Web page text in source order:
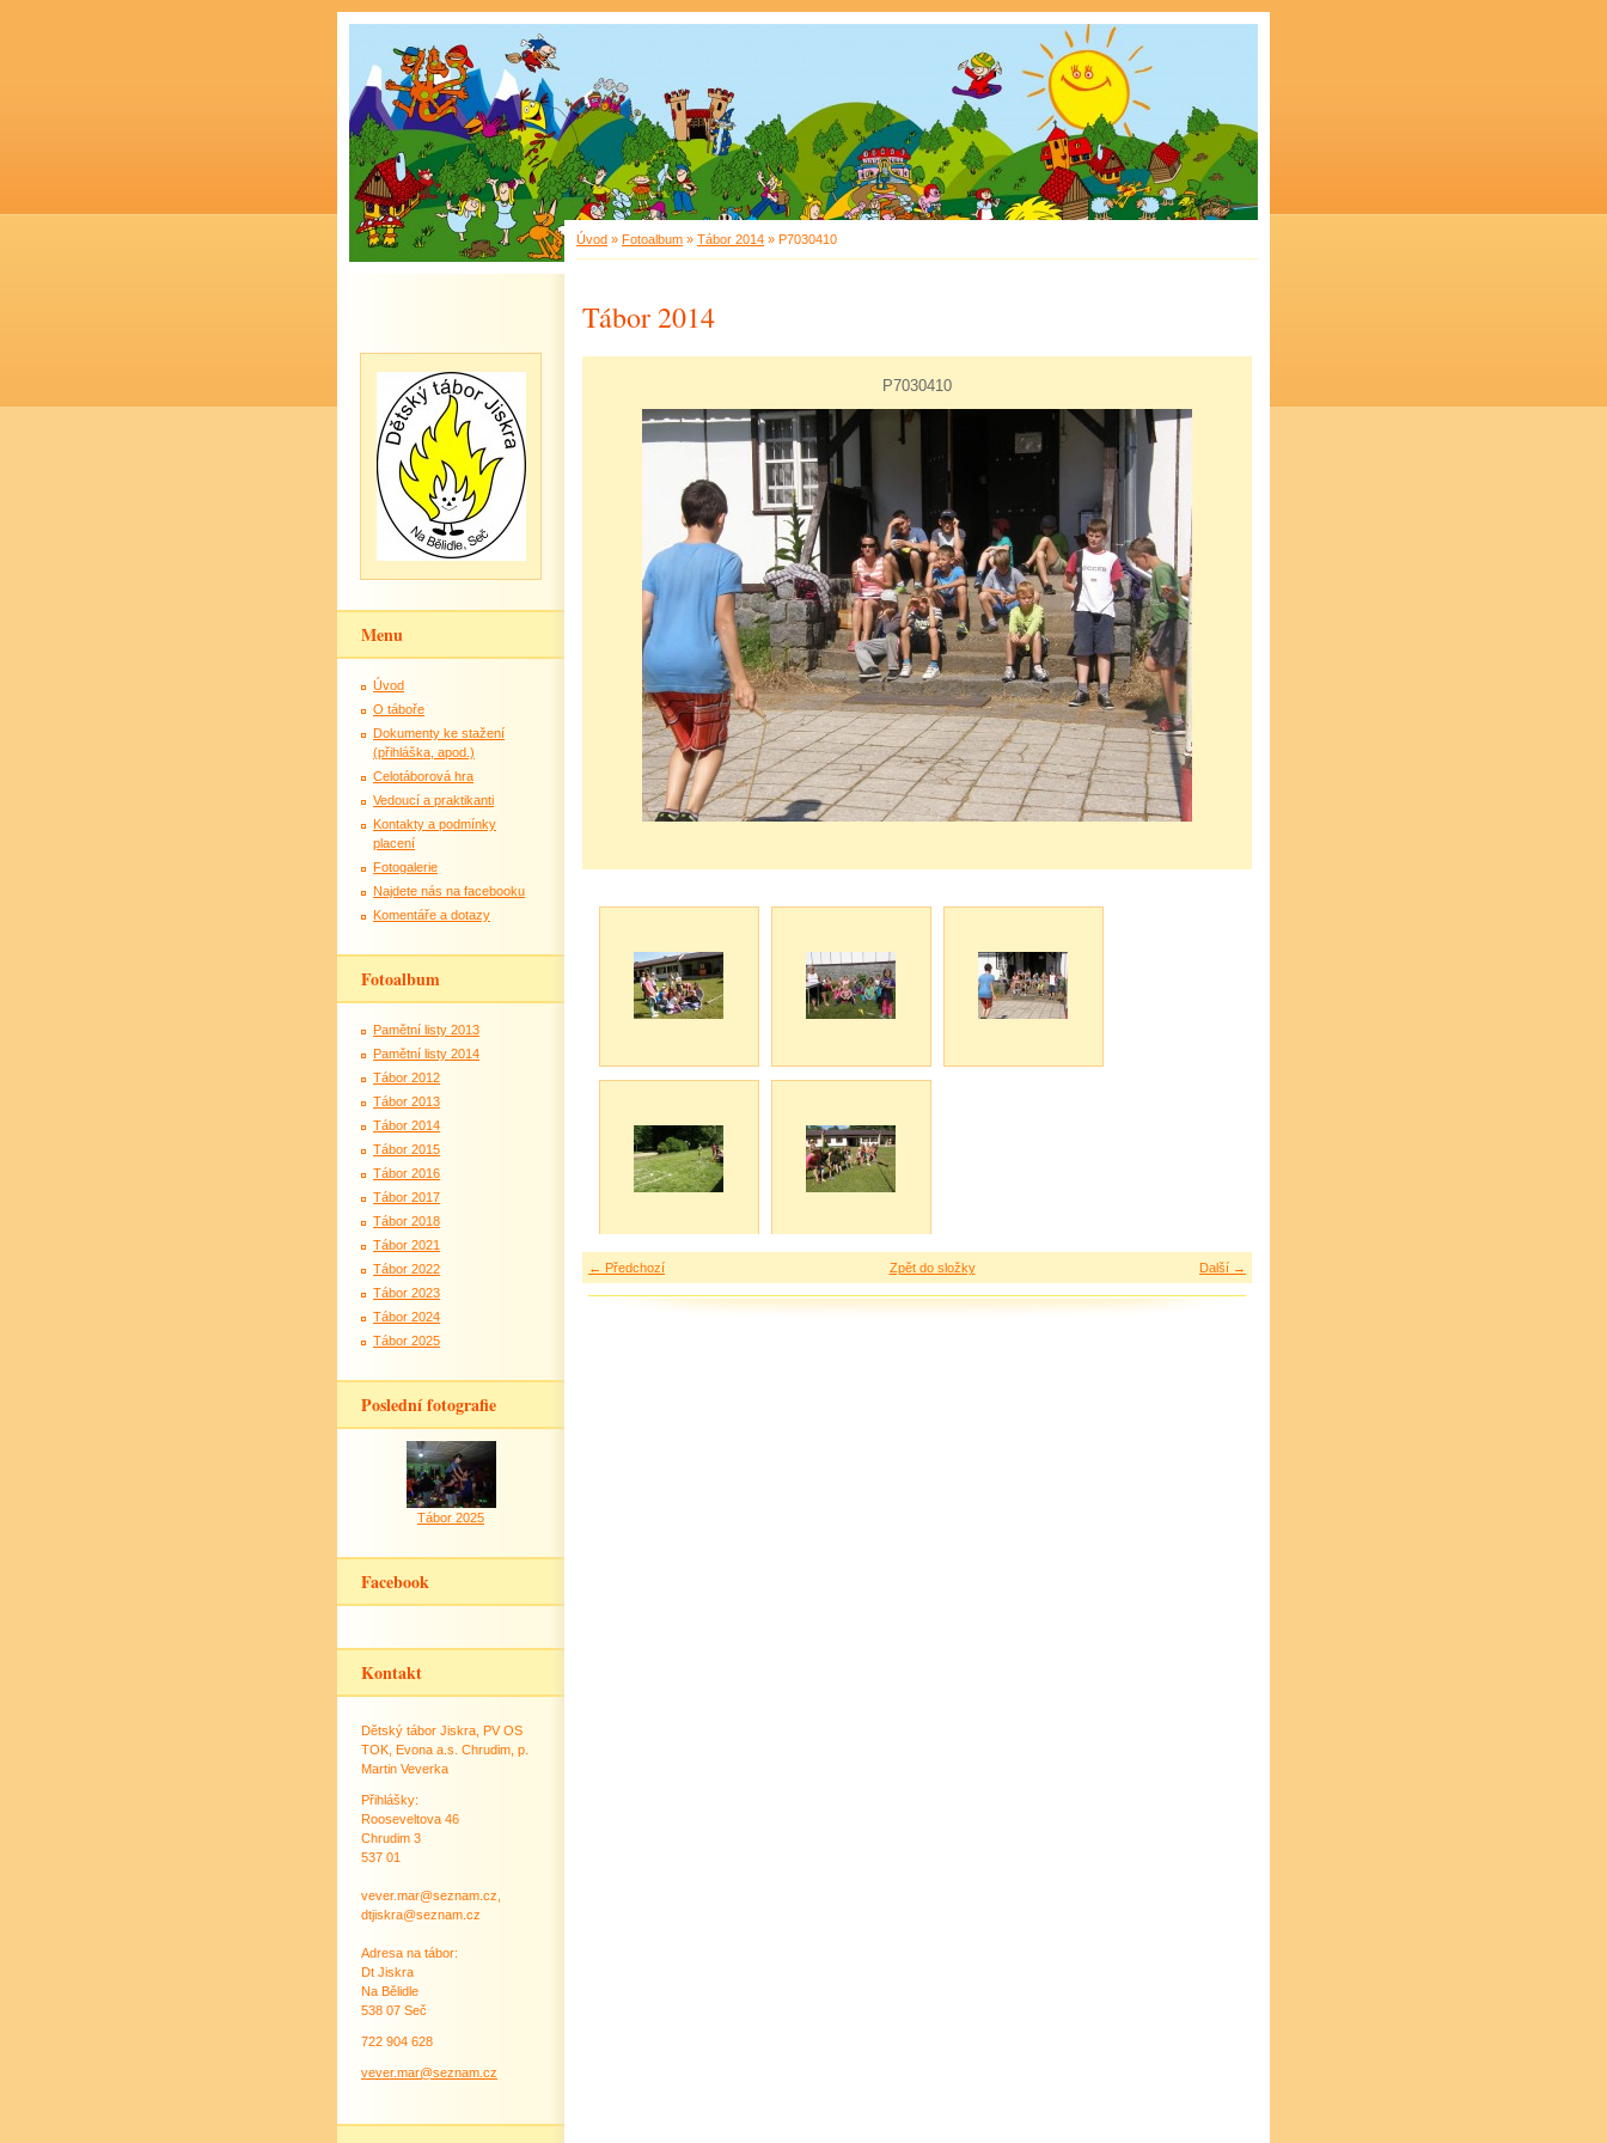
Úvod » Fotoalbum » Tábor 2014 » P7030410
Tábor 2014
P7030410
← Předchozí Další →
Zpět do složky
Menu
Úvod
O táboře
Dokumenty ke stažení
(přihláška, apod.)
Celotáborová hra
Vedoucí a praktikanti
Kontakty a podmínky
placení
Fotogalerie
Najdete nás na facebooku
Komentáře a dotazy
Fotoalbum
Pamětní listy 2013
Pamětní listy 2014
Tábor 2012
Tábor 2013
Tábor 2014
Tábor 2015
Tábor 2016
Tábor 2017
Tábor 2018
Tábor 2021
Tábor 2022
Tábor 2023
Tábor 2024
Tábor 2025
Poslední fotografie
Tábor 2025
Facebook
Kontakt
Dětský tábor Jiskra, PV OS
TOK, Evona a.s. Chrudim, p.
Martin Veverka
Přihlášky:
Rooseveltova 46
Chrudim 3
537 01
vever.mar@seznam.cz,
dtjiskra@seznam.cz
Adresa na tábor:
Dt Jiskra
Na Bělidle
538 07 Seč
722 904 628
vever.mar@seznam.cz